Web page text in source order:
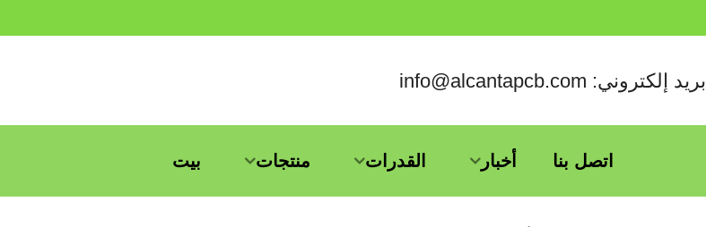
بريد إلكتروني: info@alcantapcb.com
بيت منتجات القدرات أخبار اتصل بنا